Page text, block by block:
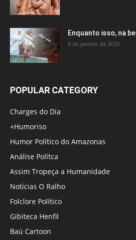
Enquanto isso, na
9 de janeiro de 2020
POPULAR CATEGORY
Charges do Dia
+Humoriso
Humor Político do Amazonas
Análise Polítca
Assim Tropeça a Humanidade
Notícias O Ralho
Folclore Político
Gibiteca Henfil
Baú Cartoon